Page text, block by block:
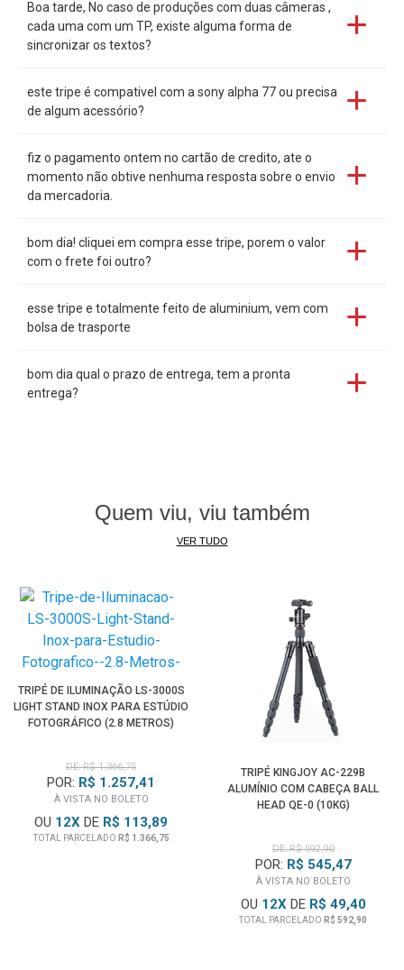
Boa tarde, No caso de produções com duas câmeras ,
cada uma com um TP, existe alguma forma de
sincronizar os textos?
este tripe é compativel com a sony alpha 77 ou precisa
de algum acessório?
fiz o pagamento ontem no cartão de credito, ate o
momento não obtive nenhuma resposta sobre o envio
da mercadoria.
bom dia! cliquei em compra esse tripe, porem o valor
com o frete foi outro?
esse tripe e totalmente feito de aluminium, vem com
bolsa de trasporte
bom dia qual o prazo de entrega, tem a pronta
entrega?
Quem viu, viu também
VER TUDO
TRIPÉ DE ILUMINAÇÃO LS-3000S
LIGHT STAND INOX PARA ESTÚDIO
FOTOGRÁFICO (2.8 METROS)
DE: R$ 1.366,75
POR: R$ 1.257,41
À VISTA NO BOLETO
OU 12X DE R$ 113,89
TOTAL PARCELADO R$ 1.366,75
TRIPÉ KINGJOY AC-229B
ALUMÍNIO COM CABEÇA BALL
HEAD QE-0 (10KG)
DE: R$ 592,90
POR: R$ 545,47
À VISTA NO BOLETO
OU 12XDE R$ 49,40
TOTAL PARCELADO R$ 592,90